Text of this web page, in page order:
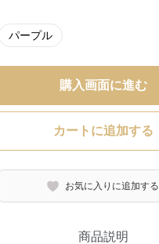
パープル
購入画面に進む
カートに追加する
お気に入りに追加する
商品説明